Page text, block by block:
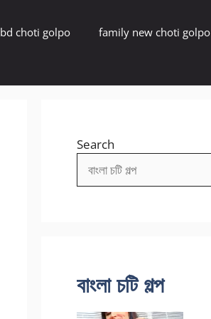
bd choti golpo
family new choti golpo
Search
বাংলা চটি গল্প